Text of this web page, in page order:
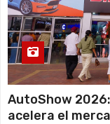
AutoShow
acelera el